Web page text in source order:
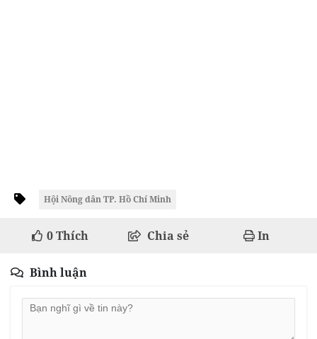
Hội Nông dân TP. Hồ Chí Minh
0Thích Chia sẻ In
Bình luận